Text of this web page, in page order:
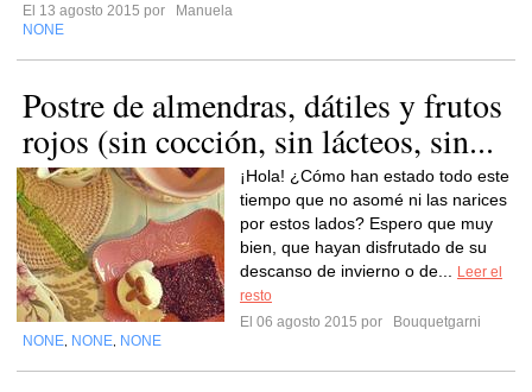
El 13 agosto 2015 por
Manuela
NONE
Postre de almendras, dátiles y frutos
rojos (sin cocción, sin lácteos, sin...
¡Hola! ¿Cómo han estado todo este
tiempo que no asomé ni las narices
por estos lados? Espero que muy
bien, que hayan disfrutado de su
descanso de invierno o de...
Leer el
resto
El 06 agosto 2015 por
Bouquetgarni
NONE NONE NONE